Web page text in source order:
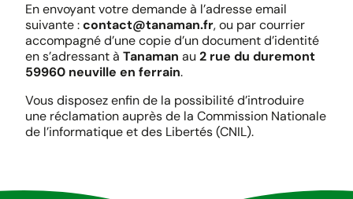
En envoyant votre demande à l’adresse email
suivante :contact@tanaman.fr, ou par courrier
accompagné d’une copie d’un document d’identité
en s’adressant à Tanaman au 2 rue du duremont
59960 neuville en ferrain.
Vous disposez enfin de la possibilité d’introduire
une réclamation auprès de la Commission Nationale
de l’informatique et des Libertés (CNIL).